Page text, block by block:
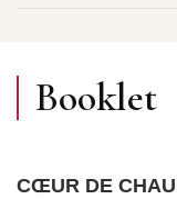
Booklet
CŒUR DE